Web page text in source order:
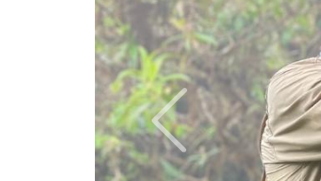
Previous